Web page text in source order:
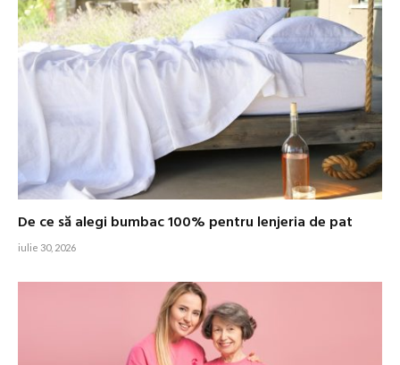
De ce să alegi bumbac 100% pentru lenjeria de pat
iulie 30, 2026